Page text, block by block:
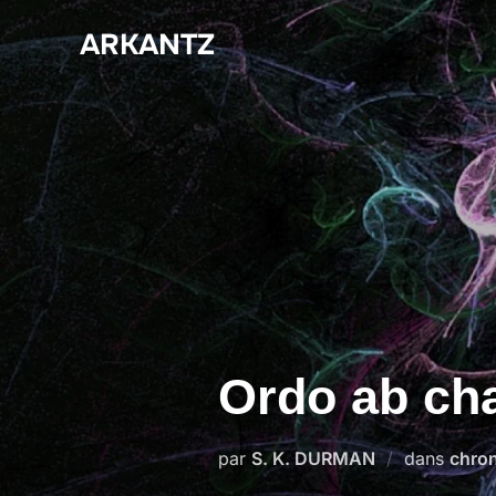
Aller
au
contenu
ARKANTZ
Ordo ab
par S. K. DURMAN dans